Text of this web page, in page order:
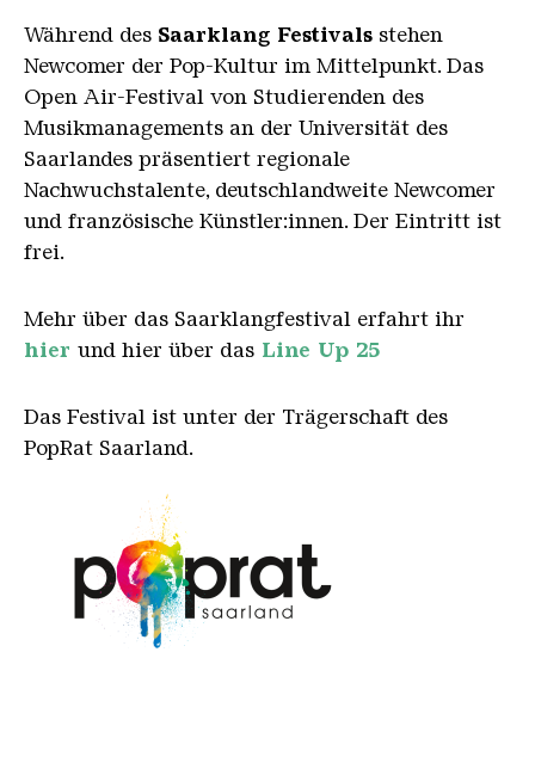
Während des Saarklang Festivals stehen
Newcomer der Pop-Kultur im Mittelpunkt. Das
Open Air-Festival von Studierenden des
Musikmanagements an der Universität des
Saarlandes präsentiert regionale
Nachwuchstalente, deutschlandweite Newcomer
und französische Künstler:innen. Der Eintritt ist
frei.
Mehr über das Saarklangfestival erfahrt ihr
hier und hier über das Line Up 25
Das Festival ist unter der Trägerschaft des
PopRat Saarland.